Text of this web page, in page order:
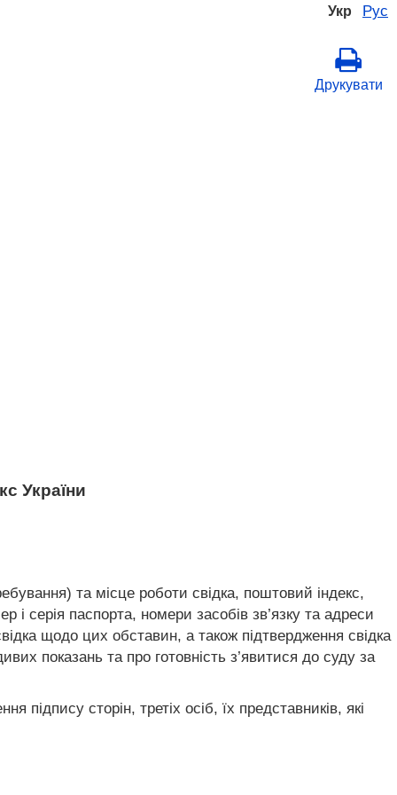
Укр Рус
Друкувати
України
та місце роботи свідка, поштовий індекс,
і серія паспорта, номери засобів зв’язку та адреси
щодо цих обставин, а також підтвердження свідка
показань та про готовність з’явитися до суду за
підпису сторін, третіх осіб, їх представників, які